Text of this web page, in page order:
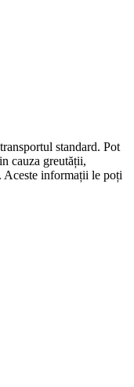
standard. Pot
cauza greutății,
Aceste informații le poți